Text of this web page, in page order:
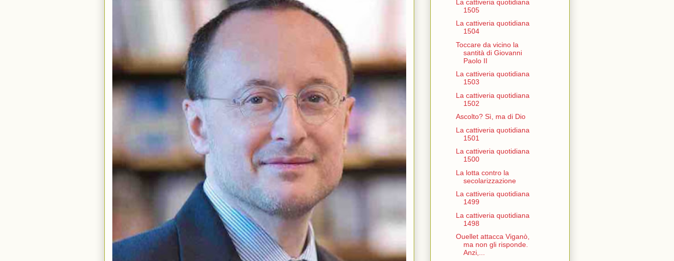
La cattiveria quotidiana
1505
La cattiveria quotidiana
1504
Toccare da vicino la
santità di Giovanni
Paolo II
La cattiveria quotidiana
1503
La cattiveria quotidiana
1502
Ascolto? Sì, ma di Dio
La cattiveria quotidiana
1501
La cattiveria quotidiana
1500
La lotta contro la
secolarizzazione
La cattiveria quotidiana
1499
La cattiveria quotidiana
1498
Ouellet attacca Viganò,
ma non gli risponde.
Anzi,...